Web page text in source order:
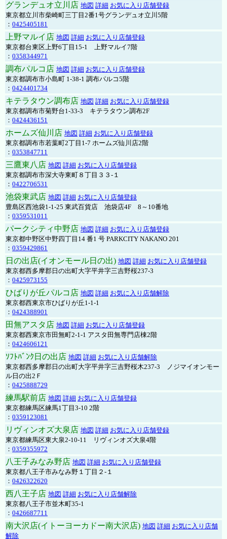
グランデュオ立川店 地図 詳細 お気に入り店舗登録
東京都立川市柴崎町三丁目2番1号グランデュオ立川5階
： 0425405181
上野マルイ店 地図 詳細 お気に入り店舗登録
東京都台東区上野6丁目15-1 上野マルイ7階
： 0358344971
調布パルコ店 地図 詳細 お気に入り店舗登録
東京都調布市小島町 1-38-1 調布パルコ5階
： 0424401734
キテラタウン調布店 地図 詳細 お気に入り店舗登録
東京都調布市菊野台1-33-3 キテラタウン調布2F
： 0424436151
ホームズ仙川店 地図 詳細 お気に入り店舗登録
東京都調布市若葉町2丁目1-7 ホームズ仙川店2階
： 0353847711
三鷹東八店 地図 詳細 お気に入り店舗登録
東京都調布市深大寺東町８丁目３３-１
： 0422706531
池袋東武店 地図 詳細 お気に入り店舗登録
豊島区西池袋1-1-25 東武百貨店 池袋店4F 8～10番地
： 0359531011
パークシティ中野店 地図 詳細 お気に入り店舗登録
東京都中野区中野四丁目14 番1 号 PARKCITY NAKANO 201
： 0359429861
日の出店(イオンモール日の出) 地図 詳細 お気に入り店舗登録
東京都西多摩郡日の出町大字平井字三吉野桜237-3
： 0425973155
ひばりが丘パルコ店 地図 詳細 お気に入り店舗解除
東京都西東京市ひばりが丘1-1-1
： 0424388901
田無アスタ店 地図 詳細 お気に入り店舗登録
東京都西東京市田無町2-1-1 アスタ田無専門店棟2階
： 0424606121
ｿﾌﾄﾊﾞﾝｸ日の出店 地図 詳細 お気に入り店舗解除
東京都西多摩郡日の出町大字平井字三吉野桜木237-3 ノジマイオンモー
ル日の出2Ｆ
： 0425888729
練馬駅前店 地図 詳細 お気に入り店舗登録
東京都練馬区練馬1丁目3-10 2階
： 0359123081
リヴィンオズ大泉店 地図 詳細 お気に入り店舗登録
東京都練馬区東大泉2-10-11 リヴィンオズ大泉4階
： 0359355972
八王子みなみ野店 地図 詳細 お気に入り店舗登録
東京都八王子市みなみ野１丁目２-１
： 0426322620
西八王子店 地図 詳細 お気に入り店舗解除
東京都八王子市並木町35-1
： 0426687711
南大沢店(イトーヨーカドー南大沢店) 地図 詳細 お気に入り店舗
解除